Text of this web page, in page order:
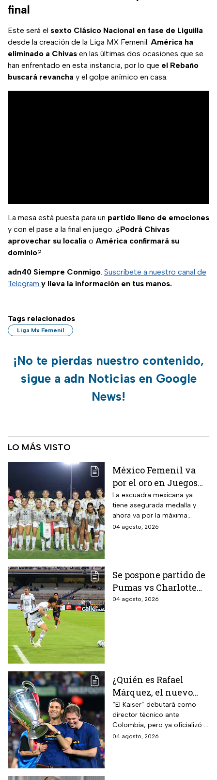
final
Este será el sexto Clásico Nacional en fase de Liguilla
desde la creación de la Liga MX Femenil. América ha
eliminado a Chivas en las últimas dos ocasiones que se
han enfrentado en esta instancia, por lo que el Rebaño
buscará revancha y el golpe anímico en casa.
La mesa está puesta para un partido lleno de emociones
y con el pase a la final en juego. ¿Podrá Chivas
aprovechar su localía o América confirmará su
dominio?
adn40 Siempre Conmigo. Suscríbete a nuestro canal de
Telegram y lleva la información en tus manos.
Tags relacionados
Liga Mx Femenil
¡No te pierdas nuestro contenido,
sigue a adn Noticias en Google
News!
LO MÁS VISTO
México Femenil va
por el oro en Juegos
Centroamericanos; ya
conoce a su rival
La escuadra mexicana ya
tiene asegurada medalla y
ahora va por la máxima
presea en los Juegos
04 agosto, 2026
Se pospone partido de
Pumas vs Charlotte
FC en el inicio de la
04 agosto, 2026
¿Quién es Rafael
Márquez, el nuevo
entrenador de la
Selección Mexicana
que debutará con
Colombia, Perú y
“El Kaiser” debutará como
director técnico ante
Colombia, pero ya oficializó la
fecha de su primer encuentro
04 agosto, 2026